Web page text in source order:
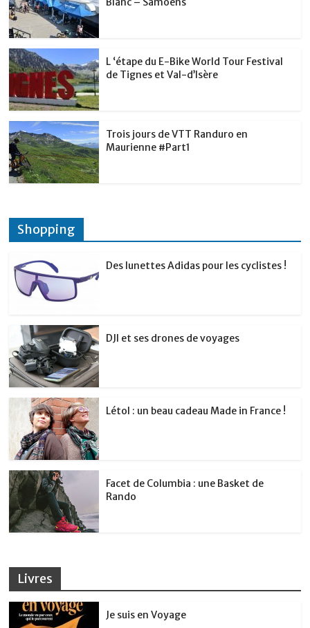
L ‘étape du E-Bike World Tour Festival
de Tignes et Val-d’Isère
Trois jours de VTT Randuro en
Maurienne #Part1
Shopping
Des lunettes Adidas pour les cyclistes !
DJI et ses drones de voyages
Létol : un beau cadeau Made in France !
Facet de Columbia : une Basket de
Rando
Livres
Je suis en Voyage